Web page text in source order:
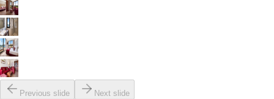
Previous slide Next slide